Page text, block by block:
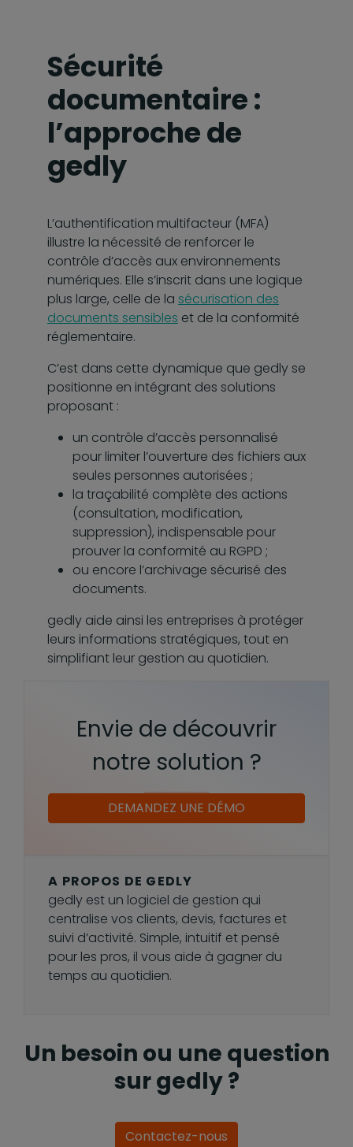
Sécurité
documentaire :
l’approche de
gedly
L’authentification multifacteur (MFA)
illustre la nécessité de renforcer le
contrôle d’accès aux environnements
numériques. Elle s’inscrit dans une logique
plus large, celle de la sécurisation des
documents sensibles et de la conformité
réglementaire.
C’est dans cette dynamique que gedly se
positionne en intégrant des solutions
proposant :
un contrôle d’accès personnalisé
pour limiter l’ouverture des fichiers aux
seules personnes autorisées ;
la traçabilité complète des actions
(consultation, modification,
suppression), indispensable pour
prouver la conformité au RGPD ;
ou encore l’archivage sécurisé des
documents.
gedly aide ainsi les entreprises à protéger
leurs informations stratégiques, tout en
simplifiant leur gestion au quotidien.
Envie de découvrir
notre solution ?
DEMANDEZ UNE DÉMO
A PROPOS DE GEDLY
gedly est un logiciel de gestion qui
centralise vos clients, devis, factures et
suivi d’activité. Simple, intuitif et pensé
pour les pros, il vous aide à gagner du
temps au quotidien.
Un besoin ou une question
sur gedly ?
Contactez-nous